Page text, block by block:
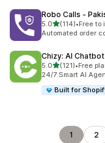
Robo Calls ‑
5.0เต็ม 5 ดาว
(114)
ทั้งหมด 114 รีวิว
•Free to
Automated order
Chizy: AI
5.0เต็ม 5 ดาว
(121)
ทั้งหมด 121 รีวิว
•Free
24/7 Smart AI
Built for
1 2